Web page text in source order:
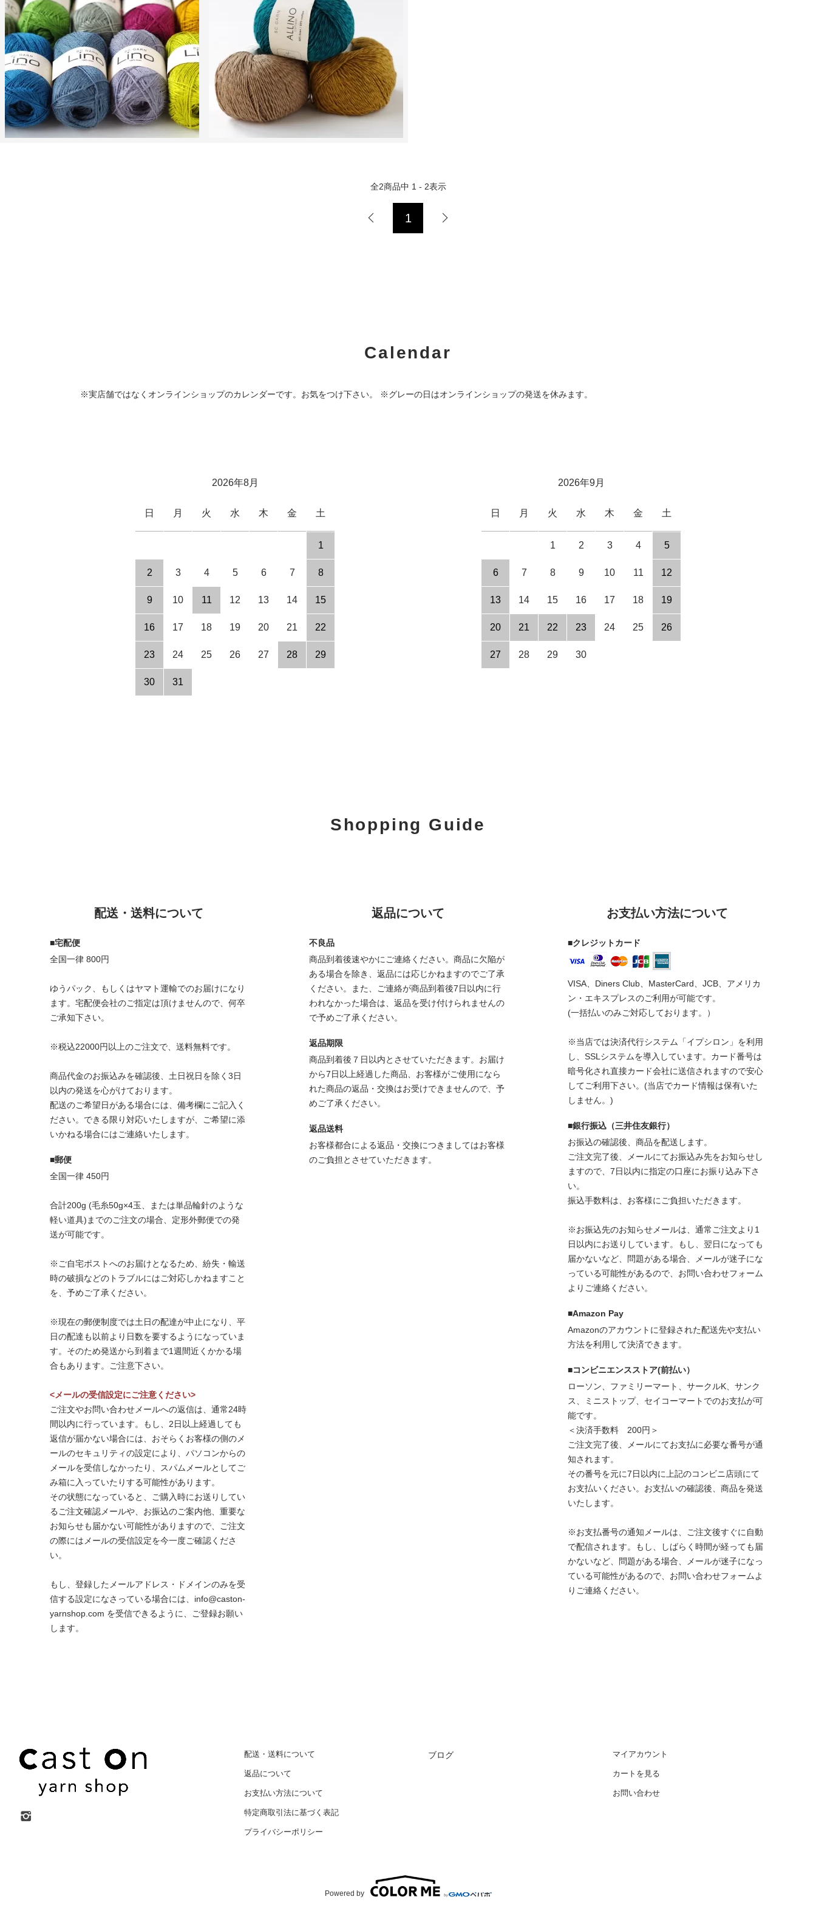
全2商品中 1 - 2表示
1
Calendar
※実店舗ではなくオンラインショップのカレンダーです。お気をつけ下さい。 ※グレーの日はオンラインショップの発送を休みます。
2026年8月
日 月 火 水 木 金 土
1
2 3 4 5 6 7 8
9 10 11 12 13 14 15
16 17 18 19 20 21 22
23 24 25 26 27 28 29
30 31
2026年9月
日 月 火 水 木 金 土
1 2 3 4 5
6 7 8 9 10 11 12
13 14 15 16 17 18 19
20 21 22 23 24 25 26
27 28 29 30
Shopping Guide
配送・送料について
■宅配便
全国一律 800円
ゆうパック、もしくはヤマト運輸でのお届けになり
ます。宅配便会社のご指定は頂けませんので、何卒
ご承知下さい。
※税込22000円以上のご注文で、送料無料です。
商品代金のお振込みを確認後、土日祝日を除く3日
以内の発送を心がけております。
配送のご希望日がある場合には、備考欄にご記入く
ださい。できる限り対応いたしますが、ご希望に添
いかねる場合にはご連絡いたします。
■郵便
全国一律 450円
合計200g (毛糸50g×4玉、または単品輪針のような
軽い道具)までのご注文の場合、定形外郵便での発
送が可能です。
※ご自宅ポストへのお届けとなるため、紛失・輸送
時の破損などのトラブルにはご対応しかねますこと
を、予めご了承ください。
※現在の郵便制度では土日の配達が中止になり、平
日の配達も以前より日数を要するようになっていま
す。そのため発送から到着まで1週間近くかかる場
合もあります。ご注意下さい。
<メールの受信設定にご注意ください>
ご注文やお問い合わせメールへの返信は、通常24時
間以内に行っています。もし、2日以上経過しても
返信が届かない場合には、おそらくお客様の側のメ
ールのセキュリティの設定により、パソコンからの
メールを受信しなかったり、スパムメールとしてご
み箱に入っていたりする可能性があります。
その状態になっていると、ご購入時にお送りしてい
るご注文確認メールや、お振込のご案内他、重要な
お知らせも届かない可能性がありますので、ご注文
の際にはメールの受信設定を今一度ご確認くださ
い。
もし、登録したメールアドレス・ドメインのみを受
信する設定になさっている場合には、info@caston-
yarnshop.com を受信できるように、ご登録お願い
します。
返品について
不良品
商品到着後速やかにご連絡ください。商品に欠陥が
ある場合を除き、返品には応じかねますのでご了承
ください。また、ご連絡が商品到着後7日以内に行
われなかった場合は、返品を受け付けられませんの
で予めご了承ください。
返品期限
商品到着後７日以内とさせていただきます。お届け
から7日以上経過した商品、お客様がご使用になら
れた商品の返品・交換はお受けできませんので、予
めご了承ください。
返品送料
お客様都合による返品・交換につきましてはお客様
のご負担とさせていただきます。
お支払い方法について
■クレジットカード
VISA、Diners Club、MasterCard、JCB、アメリカ
ン・エキスプレスのご利用が可能です。
(一括払いのみご対応しております。）
※当店では決済代行システム「イプシロン」を利用
し、SSLシステムを導入しています。カード番号は
暗号化され直接カード会社に送信されますので安心
してご利用下さい。(当店でカード情報は保有いた
しません。)
■銀行振込（三井住友銀行）
お振込の確認後、商品を配送します。
ご注文完了後、メールにてお振込み先をお知らせし
ますので、7日以内に指定の口座にお振り込み下さ
い。
振込手数料は、お客様にご負担いただきます。
※お振込先のお知らせメールは、通常ご注文より1
日以内にお送りしています。もし、翌日になっても
届かないなど、問題がある場合、メールが迷子にな
っている可能性があるので、お問い合わせフォーム
よりご連絡ください。
■Amazon Pay
Amazonのアカウントに登録された配送先や支払い
方法を利用して決済できます。
■コンビニエンスストア(前払い）
ローソン、ファミリーマート、サークルK、サンク
ス、ミニストップ、セイコーマートでのお支払が可
能です。
＜決済手数料 200円＞
ご注文完了後、メールにてお支払に必要な番号が通
知されます。
その番号を元に7日以内に上記のコンビニ店頭にて
お支払いください。お支払いの確認後、商品を発送
いたします。
※お支払番号の通知メールは、ご注文後すぐに自動
で配信されます。もし、しばらく時間が経っても届
かないなど、問題がある場合、メールが迷子になっ
ている可能性があるので、お問い合わせフォームよ
りご連絡ください。
配送・送料について
返品について
お支払い方法について
特定商取引法に基づく表記
プライバシーポリシー
ブログ マイアカウント
カートを見る
お問い合わせ
Powered by